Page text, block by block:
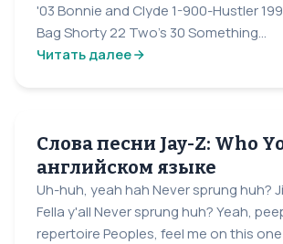
'03 Bonnie and Clyde 1-900-Hustler
Bag Shorty 22 Two's 30 Something...
Читать далее
Слова песни Jay-Z: Who
английском языке
Uh-huh, yeah hah Never sprung huh?
Fella y'all Never sprung huh? Yeah,
repertoire Peoples, feel me on this one